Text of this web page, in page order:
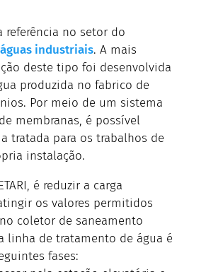
referência no setor do
industriais. A mais
deste tipo foi desenvolvida
produzida no fabrico de
Por meio de um sistema
membranas, é possível
tratada para os trabalhos de
instalação.
é reduzir a carga
os valores permitidos
coletor de saneamento
linha de tratamento de água é
fases: